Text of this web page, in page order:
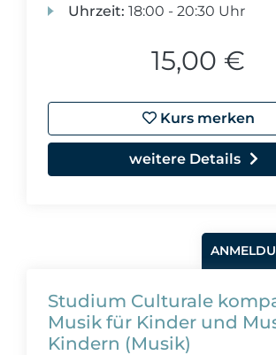
Uhrzeit: 18:00 - 20:30 Uhr
15,00 €
Kurs merken
weitere Details
Studium Culturale
Musik für Kinder und
Kindern (Musik)